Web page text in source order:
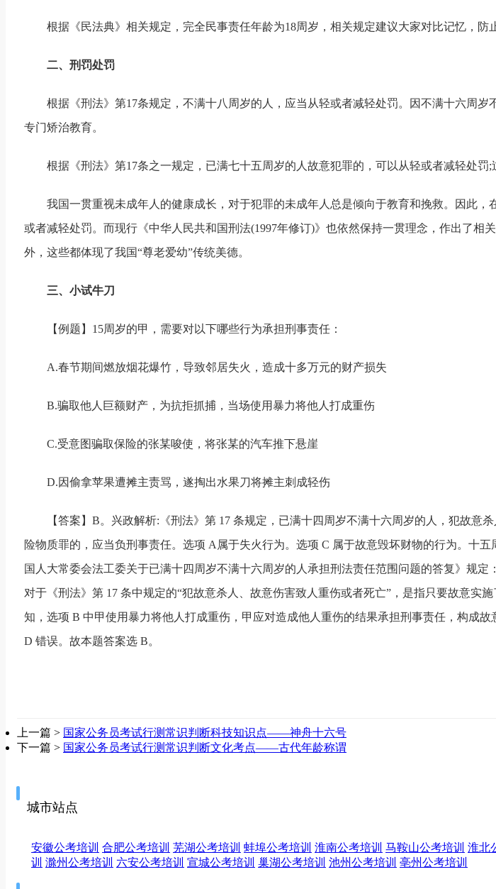
根据《民法典》相关规定，完全民事责任年龄为18周岁，相关规定建议大家对比记忆，防
二、刑罚处罚
根据《刑法》第17条规定，不满十八周岁的人，应当从轻或者减轻处罚。因不满十六周
专门矫治教育。
根据《刑法》第17条之一规定，已满七十五周岁的人故意犯罪的，可以从轻或者减轻处罚;
我国一贯重视未成年人的健康成长，对于犯罪的未成年人总是倾向于教育和挽救。因此
或者减轻处罚。而现行《中华人民共和国刑法(1997年修订)》也依然保持一贯理念，作出了
外，这些都体现了我国“尊老爱幼”传统美德。
三、小试牛刀
【例题】15周岁的甲，需要对以下哪些行为承担刑事责任：
A.春节期间燃放烟花爆竹，导致邻居失火，造成十多万元的财产损失
B.骗取他人巨额财产，为抗拒抓捕，当场使用暴力将他人打成重伤
C.受意图骗取保险的张某唆使，将张某的汽车推下悬崖
D.因偷拿苹果遭摊主责骂，遂掏出水果刀将摊主刺成轻伤
【答案】B。兴政解析:《刑法》第 17 条规定，已满十四周岁不满十六周岁的人，犯故
险物质罪的，应当负刑事责任。选项 A属于失火行为。选项 C 属于故意毁坏财物的行为。十
国人大常委会法工委关于已满十四周岁不满十六周岁的人承担刑法责任范围问题的答复》规
对于《刑法》第 17 条中规定的“犯故意杀人、故意伤害致人重伤或者死亡”，是指只要故意
知，选项 B 中甲使用暴力将他人打成重伤，甲应对造成他人重伤的结果承担刑事责任，构成
D 错误。故本题答案选 B。
上一篇 > 国家公务员考试行测常识判断科技知识点——神舟十六号
下一篇 > 国家公务员考试行测常识判断文化考点——古代年龄称谓
城市站点
安徽公考培训 合肥公考培训 芜湖公考培训 蚌埠公考培训 淮南公考培训 马鞍山公考培训 淮北
训 滁州公考培训 六安公考培训 宣城公考培训 巢湖公考培训 池州公考培训 亳州公考培训